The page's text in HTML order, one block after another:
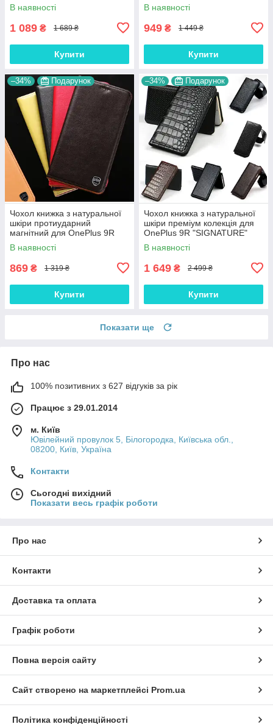
"CROCODILE"
В наявності
1 089 ₴ 1 689 ₴
Купити
"SIGNATURE"
В наявності
949 ₴ 1 449 ₴
Купити
–34% Подарунок
Чохол книжка з натуральної
шкіри протиударний
магнітний для OnePlus 9R
"CLASIC"
В наявності
869 ₴ 1 319 ₴
Купити
–34% Подарунок
Чохол книжка з натуральної
шкіри преміум колекція для
OnePlus 9R "SIGNATURE"
В наявності
1 649 ₴ 2 499 ₴
Купити
Показати ще
Про нас
100% позитивних з 627 відгуків за рік
Працює з 29.01.2014
м. Київ
Ювілейний провулок 5, Білогородка, Київська обл.,
08200, Київ, Україна
Контакти
Сьогодні вихідний
Показати весь графік роботи
Про нас
Контакти
Доставка та оплата
Графік роботи
Повна версія сайту
Сайт створено на маркетплейсі Prom.ua
Політика конфіденційності